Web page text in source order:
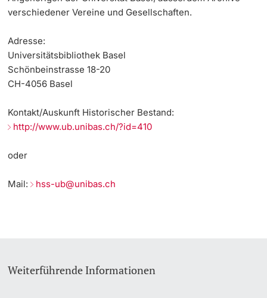
weitere Informationen
Universität
öffentliche Organe
Anleitung: Umpacken von Papier-Unterlagen für die
Ablieferung an das Staatsarchiv
Dateinamenkonvention
Wissenschaftliche Sammlungen der Universität
Basel
Datenschutzbeauftragte der Universität
Nachhaltigkeit
Qualitätsentwicklung
Informationstechnologie (IVIT)
Vizerektorat Forschung
Vizerektorat Lehre
Direktion Infrastruktur & Betrieb
Direktion Finanzen
Fakultäten & Departemente
Netzwerke & Partnerschaften
Universität & Gesellschaft
Merchandise
verschiedener Vereine und Gesellschaften.
Adresse:
Universitätsbibliothek Basel
Schönbeinstrasse 18-20
CH-4056 Basel
Kontakt/Auskunft Historischer Bestand:
http://www.ub.unibas.ch/?id=410
oder
Mail: hss-ub@unibas.ch
Weiterführende Informationen